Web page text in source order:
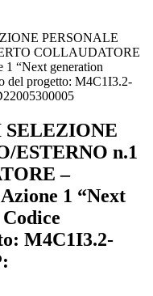
PERSONALE
COLLAUDATORE
“Next generation
del progetto: M4C1I3.2-
SELEZIONE
ESTERNO n.1
–
1 “Next
M4C1I3.2-